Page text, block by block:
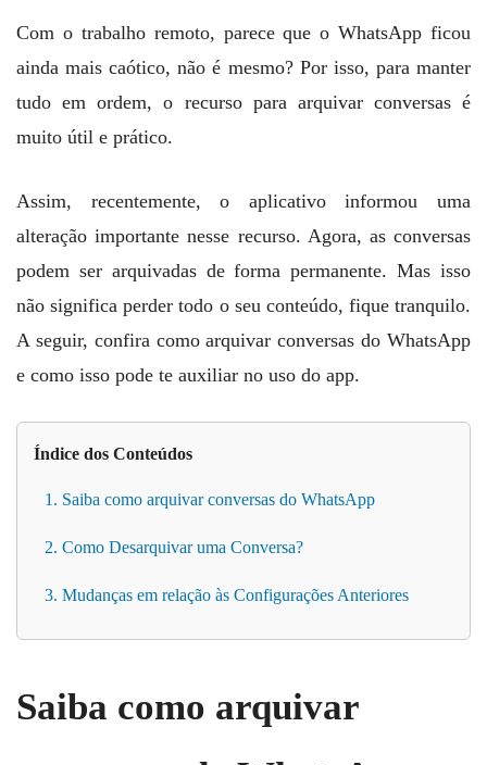
Com o trabalho remoto, parece que o WhatsApp ficou
ainda mais caótico, não é mesmo? Por isso, para manter
tudo em ordem, o recurso para arquivar conversas é
muito útil e prático.
Assim, recentemente, o aplicativo informou uma
alteração importante nesse recurso. Agora, as conversas
podem ser arquivadas de forma permanente. Mas isso
não significa perder todo o seu conteúdo, fique tranquilo.
A seguir, confira como arquivar conversas do WhatsApp
e como isso pode te auxiliar no uso do app.
Índice dos Conteúdos
1. Saiba como arquivar conversas do WhatsApp
2. Como Desarquivar uma Conversa?
3. Mudanças em relação às Configurações Anteriores
Saiba como arquivar